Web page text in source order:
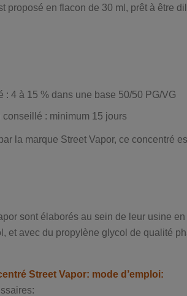
proposé en flacon de 30 ml, prêt à être
: 4 à 15 % dans une base 50/50 PG/VG
conseillé : minimum 15 jours
la marque Street Vapor, ce concentré
sont élaborés au sein de leur usine
et avec du propylène glycol de qualité
Street Vapor: mode d’emploi: